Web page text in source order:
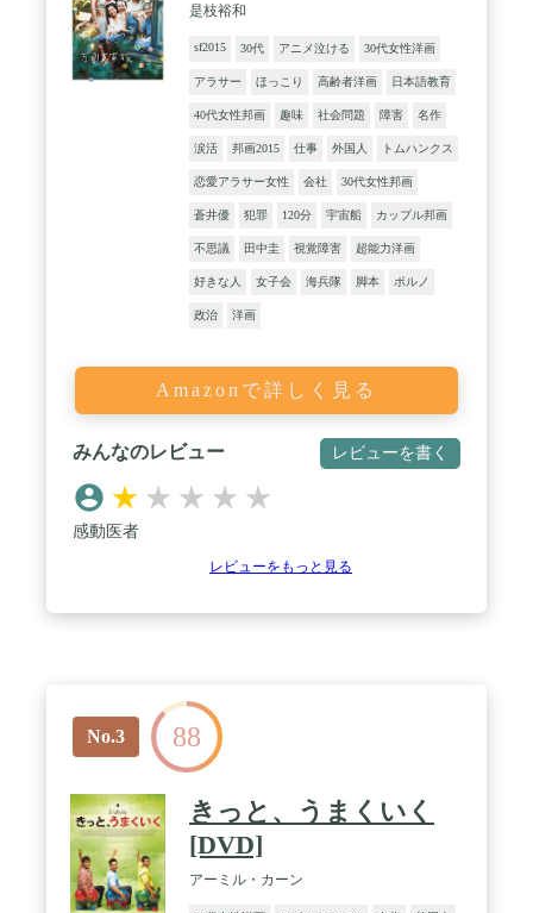
是枝裕和
sf2015 30代 アニメ泣ける 30代女性洋画
アラサー ほっこり 高齢者洋画 日本語教育
40代女性邦画 趣味 社会問題 障害 名作
涙活 邦画2015 仕事 外国人 トムハンクス
恋愛アラサー女性 会社 30代女性邦画
蒼井優 犯罪 120分 宇宙船 カップル邦画
不思議 田中圭 視覚障害 超能力洋画
好きな人 女子会 海兵隊 脚本 ポルノ
政治 洋画
Amazonで詳しく見る
みんなのレビュー レビューを書く
★ ★ ★ ★ ★
感動医者
レビューをもっと見る
No.3 88
きっと、うまくいく
[DVD]
アーミル・カーン